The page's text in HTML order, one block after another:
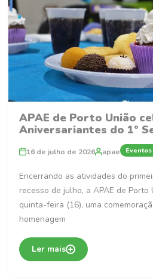
APAE de Porto União
Aniversariantes do 1º
16 de julho de 2026 apae
Encerrando as atividades do
recesso de julho, a APAE de
quinta-feira (16), uma
homenagem
Ler mais